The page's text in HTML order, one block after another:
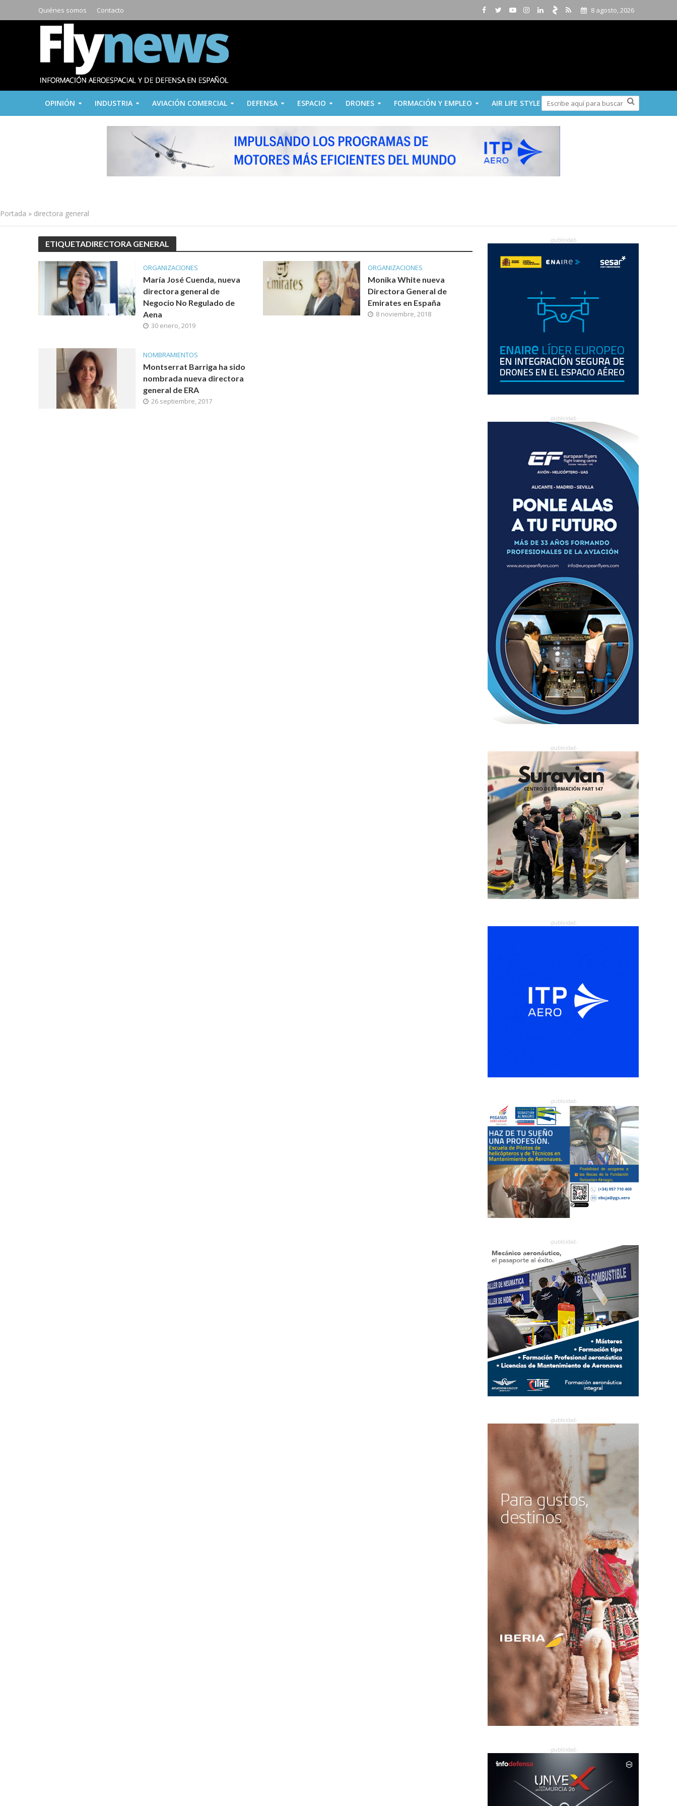
Quiénes somos Contacto 8 agosto, 2026
OPINIÓN INDUSTRIA AVIACIÓN COMERCIAL DEFENSA ESPACIO DRONES FORMACIÓN Y EMPLEO AIR LIFE STYLE
Portada » directora general
ETIQUETADIRECTORA GENERAL
ORGANIZACIONES
María José Cuenda, nueva
directora general de
Negocio No Regulado de
Aena
30 enero, 2019
ORGANIZACIONES
Monika White nueva
Directora General de
Emirates en España
8 noviembre, 2018
NOMBRAMIENTOS
Montserrat Barriga ha sido
nombrada nueva directora
general de ERA
26 septiembre, 2017